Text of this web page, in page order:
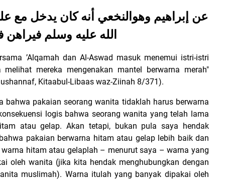
عن إبراهيم وهوالنخعي أنه كان يدخل مع
الله عليه وسلم
’Alqamah dan Al-Aswad masuk menemui istri-istri
mereka mengenakan mantel berwarna merah"
Kitaabul-Libaas waz-Ziinah 8/371).
pakaian seorang wanita tidaklah harus berwarna
logis bahwa seorang wanita yang telah lama
atau gelap. Akan tetapi, bukan pula saya hendak
pakaian berwarna hitam atau gelap lebih baik dan
hitam atau gelaplah – menurut saya – warna yang
oleh wanita (jika kita hendak menghubungkan dengan
muslimah). Warna itulah yang banyak dipakai oleh